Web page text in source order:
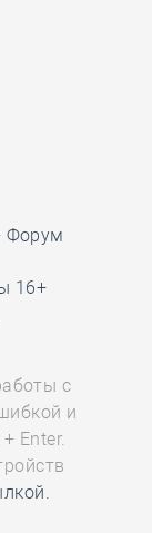
Форум
16+
с
и
Enter.